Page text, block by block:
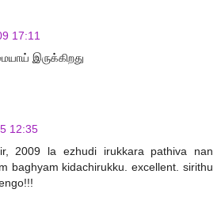
17:11
இருக்கிறது
12:35
2009 la ezhudi irukkara pathiva nan
baghyam kidachirukku. excellent. sirithu